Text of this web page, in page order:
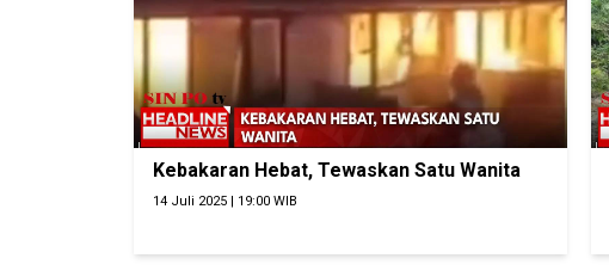
Kebakaran Hebat, Tewaskan Satu Wanita
14 Juli 2025 | 19:00 WIB